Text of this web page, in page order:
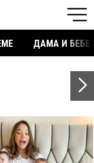
ДАМА И БЕБЕ